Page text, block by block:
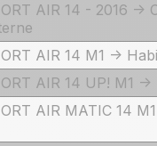
AIR 14 - 2016 ->
AIR 14 M1 ->
AIR 14 UP! M1 ->
AIR MATIC 14